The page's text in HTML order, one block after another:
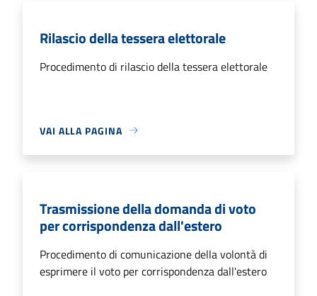
Rilascio della tessera elettorale
Procedimento di rilascio della tessera elettorale
VAI ALLA PAGINA
Trasmissione della domanda di voto
per corrispondenza dall'estero
Procedimento di comunicazione della volontà di
esprimere il voto per corrispondenza dall'estero